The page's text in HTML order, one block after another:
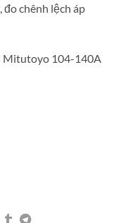
đo chênh lệch áp
Mitutoyo 104-140A